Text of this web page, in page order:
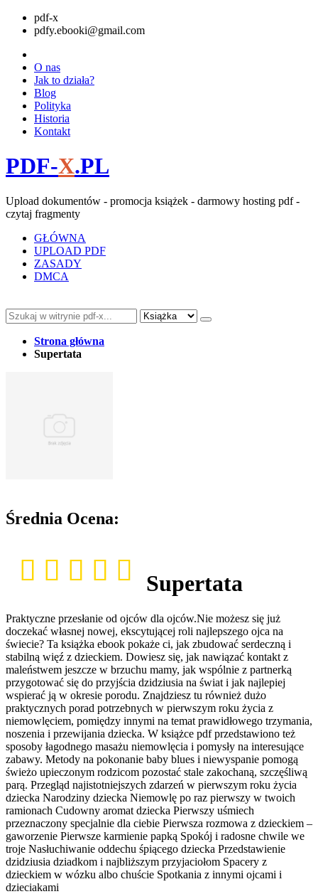
pdf-x
pdfy.ebooki@gmail.com
O nas
Jak to działa?
Blog
Polityka
Historia
Kontakt
PDF-X.PL
Upload dokumentów - promocja książek - darmowy hosting pdf -
czytaj fragmenty
GŁÓWNA
UPLOAD PDF
ZASADY
DMCA
Strona główna
Supertata
Średnia Ocena:
Supertata
Praktyczne przesłanie od ojców dla ojców.Nie możesz się już
doczekać własnej nowej, ekscytującej roli najlepszego ojca na
świecie? Ta książka ebook pokaże ci, jak zbudować serdeczną i
stabilną więź z dzieckiem. Dowiesz się, jak nawiązać kontakt z
maleństwem jeszcze w brzuchu mamy, jak wspólnie z partnerką
przygotować się do przyjścia dzidziusia na świat i jak najlepiej
wspierać ją w okresie porodu. Znajdziesz tu również dużo
praktycznych porad potrzebnych w pierwszym roku życia z
niemowlęciem, pomiędzy innymi na temat prawidłowego trzymania,
noszenia i przewijania dziecka. W książce pdf przedstawiono też
sposoby łagodnego masażu niemowlęcia i pomysły na interesujące
zabawy. Metody na pokonanie baby blues i niewyspanie pomogą
świeżo upieczonym rodzicom pozostać stale zakochaną, szczęśliwą
parą. Przegląd najistotniejszych zdarzeń w pierwszym roku życia
dziecka Narodziny dziecka Niemowlę po raz pierwszy w twoich
ramionach Cudowny aromat dziecka Pierwszy uśmiech
przeznaczony specjalnie dla ciebie Pierwsza rozmowa z dzieckiem –
gaworzenie Pierwsze karmienie papką Spokój i radosne chwile we
troje Nasłuchiwanie oddechu śpiącego dziecka Przedstawienie
dzidziusia dziadkom i najbliższym przyjaciołom Spacery z
dzieckiem w wózku albo chuście Spotkania z innymi ojcami i
dzieciakami